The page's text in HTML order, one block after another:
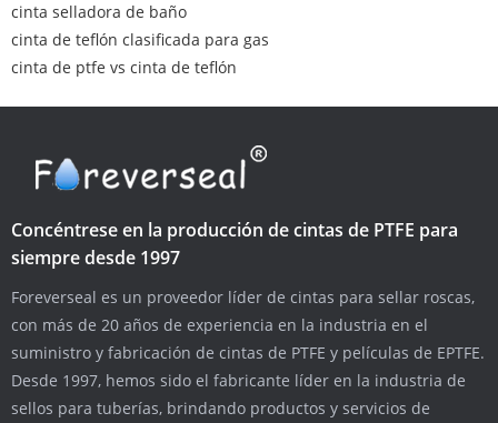
cinta selladora de baño
cinta de teflón clasificada para gas
cinta de ptfe vs cinta de teflón
Concéntrese en la producción de cintas de PTFE para
siempre desde 1997
Foreverseal es un proveedor líder de cintas para sellar roscas,
con más de 20 años de experiencia en la industria en el
suministro y fabricación de cintas de PTFE y películas de EPTFE.
Desde 1997, hemos sido el fabricante líder en la industria de
sellos para tuberías, brindando productos y servicios de